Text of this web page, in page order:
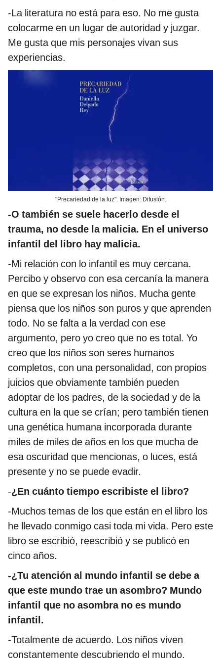
-La literatura no está para eso. No me gusta
colocarme en un lugar de autoridad y juzgar.
Me gusta que mis personajes vivan sus
experiencias.
"Precariedad de la luz". Imagen: Difusión.
-O también se suele hacerlo desde el
trauma, no desde la malicia. En el universo
infantil del libro hay malicia.
-Mi relación con lo infantil es muy cercana.
Percibo y observo con esa cercanía la manera
en que se expresan los niños. Mucha gente
piensa que los niños son puros y que aprenden
todo. No se falta a la verdad con ese
argumento, pero yo creo que no es total. Yo
creo que los niños son seres humanos
completos, con una personalidad, con propios
juicios que obviamente también pueden
adoptar de los padres, de la sociedad y de la
cultura en la que se crían; pero también tienen
una genética humana incorporada durante
miles de miles de años en los que mucha de
esa oscuridad que mencionas, o luces, está
presente y no se puede evadir.
-¿En cuánto tiempo escribiste el libro?
-Muchos temas de los que están en el libro los
he llevado conmigo casi toda mi vida. Pero este
libro se escribió, reescribió y se publicó en
cinco años.
-¿Tu atención al mundo infantil se debe a
que este mundo trae un asombro? Mundo
infantil que no asombra no es mundo
infantil.
-Totalmente de acuerdo. Los niños viven
constantemente descubriendo el mundo,